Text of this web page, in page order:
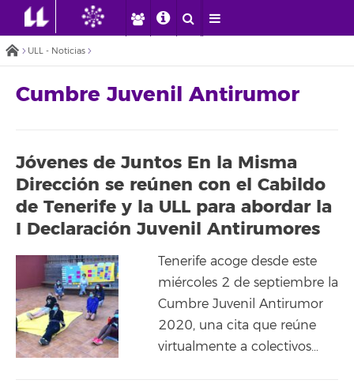
ULL - Noticias
Cumbre Juvenil Antirumor
Jóvenes de Juntos En la Misma
Dirección se reúnen con el Cabildo
de Tenerife y la ULL para abordar la
I Declaración Juvenil Antirumores
Tenerife acoge desde este
miércoles 2 de septiembre la
Cumbre Juvenil Antirumor
2020, una cita que reúne
virtualmente a colectivos…